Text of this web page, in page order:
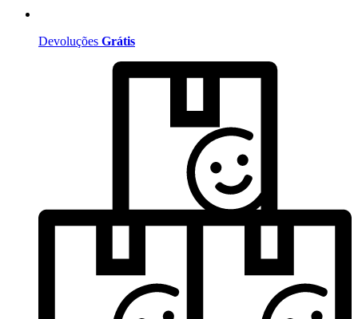
Devoluções Grátis